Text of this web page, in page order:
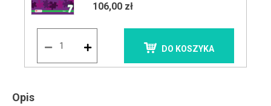
106,00 zł
DO KOSZYKA
Opis